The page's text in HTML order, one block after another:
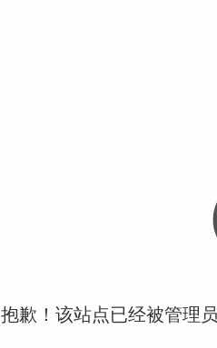
抱歉！该站点已经被管理